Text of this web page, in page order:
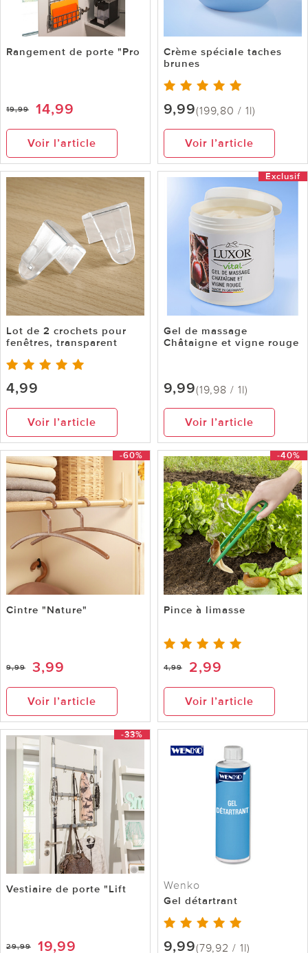
Rangement de porte "Pro
19,99 14,99
Voir l’article
Crème spéciale taches
brunes
9,99(199,80 / 1l)
Voir l’article
Lot de 2 crochets pour
fenêtres, transparent
4,99
Voir l’article
Exclusif
Gel de massage
Châtaigne et vigne rouge
9,99(19,98 / 1l)
Voir l’article
-60%
Cintre "Nature"
9,99 3,99
Voir l’article
-40%
Pince à limasse
4,99 2,99
Voir l’article
-33%
Vestiaire de porte "Lift
29,99 19,99
Wenko
Gel détartrant
9,99(79,92 / 1l)